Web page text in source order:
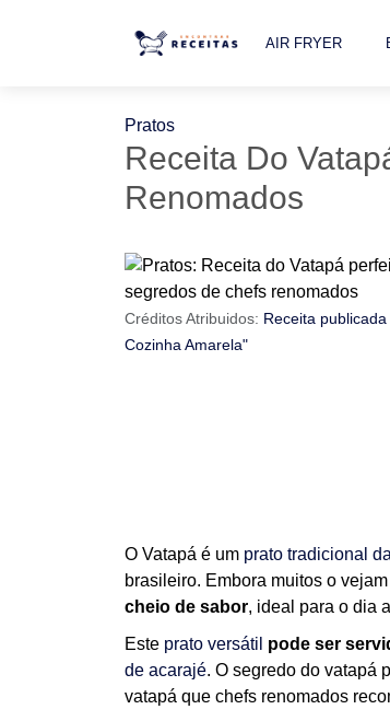
AIR FRYER
Pratos
Receita Do
Renomados
Créditos Atribuidos: Receita
Cozinha Amarela"
O Vatapá é um prato tradicional
brasileiro. Embora muitos o
cheio de sabor, ideal para o dia
Este prato versátil pode ser
de acarajé. O segredo do vatapá
vatapá que chefs renomados